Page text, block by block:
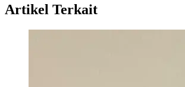
Artikel Terkait